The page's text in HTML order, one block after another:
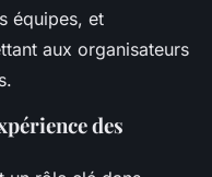
équipes, et
aux organisateurs
des